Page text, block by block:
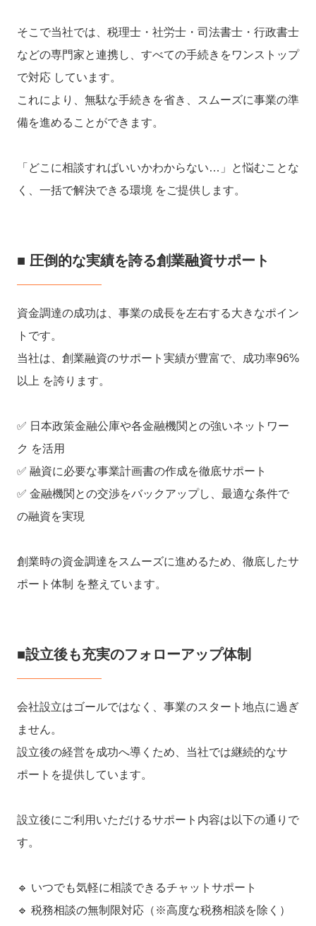
そこで当社では、税理士・社労士・司法書士・行政書士
などの専門家と連携し、すべての手続きをワンストップ
で対応 しています。
これにより、無駄な手続きを省き、スムーズに事業の準
備を進めることができます。
「どこに相談すればいいかわからない…」と悩むことな
く、一括で解決できる環境 をご提供します。
■ 圧倒的な実績を誇る創業融資サポート
資金調達の成功は、事業の成長を左右する大きなポイン
トです。
当社は、創業融資のサポート実績が豊富で、成功率96%
以上 を誇ります。
✅ 日本政策金融公庫や各金融機関との強いネットワー
ク を活用
✅ 融資に必要な事業計画書の作成を徹底サポート
✅ 金融機関との交渉をバックアップし、最適な条件で
の融資を実現
創業時の資金調達をスムーズに進めるため、徹底したサ
ポート体制 を整えています。
■設立後も充実のフォローアップ体制
会社設立はゴールではなく、事業のスタート地点に過ぎ
ません。
設立後の経営を成功へ導くため、当社では継続的なサ
ポートを提供しています。
設立後にご利用いただけるサポート内容は以下の通りで
す。
🔹 いつでも気軽に相談できるチャットサポート
🔹 税務相談の無制限対応（※高度な税務相談を除く）